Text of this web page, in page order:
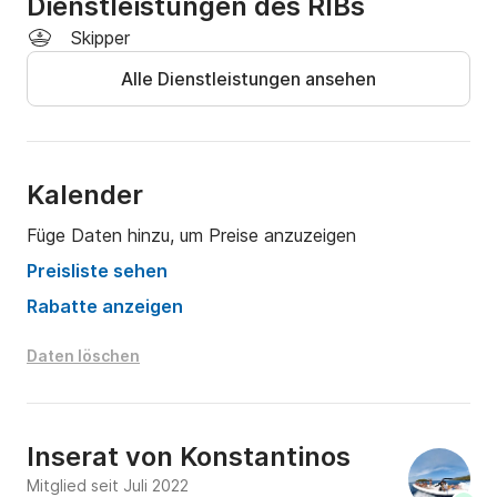
Dienstleistungen des RIBs
Skipper
Alle Dienstleistungen ansehen
Kalender
Füge Daten hinzu, um Preise anzuzeigen
Preisliste sehen
Rabatte anzeigen
Daten löschen
Inserat von Konstantinos
Mitglied seit Juli 2022